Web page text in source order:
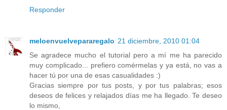
Responder
meloenvuelvepararegalo 21 diciembre, 2010 01:04
Se agradece mucho el tutorial pero a mí me ha parecido
muy complicado... prefiero comérmelas y ya está, no vas a
hacer tú por una de esas casualidades :)
Gracias siempre por tus posts, y por tus palabras; esos
deseos de felices y relajados días me ha llegado. Te deseo
lo mismo,